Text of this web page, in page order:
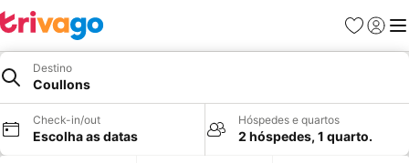
Favoritos
Iniciar
Destino
Coullons
Check-in/out
Escolha as datas
Hóspedes e quartos
2 hóspedes, 1 quarto.